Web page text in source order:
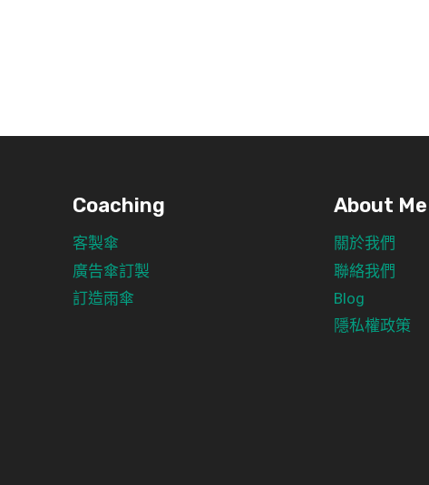
Coaching
客製傘
廣告傘訂製
訂造雨傘
About Me
關於我們
聯絡我們
Blog
隱私權政策